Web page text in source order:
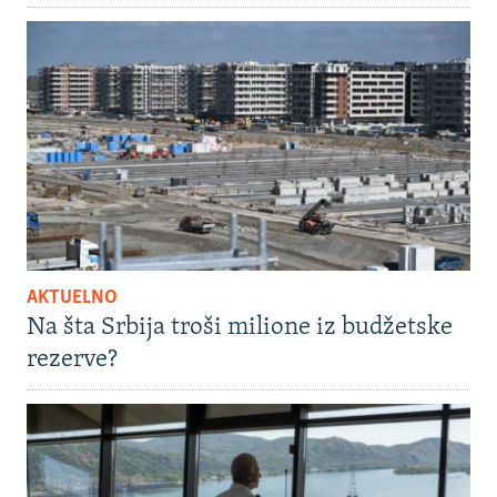
AKTUELNO
Na šta Srbija troši milione iz budžetske
rezerve?